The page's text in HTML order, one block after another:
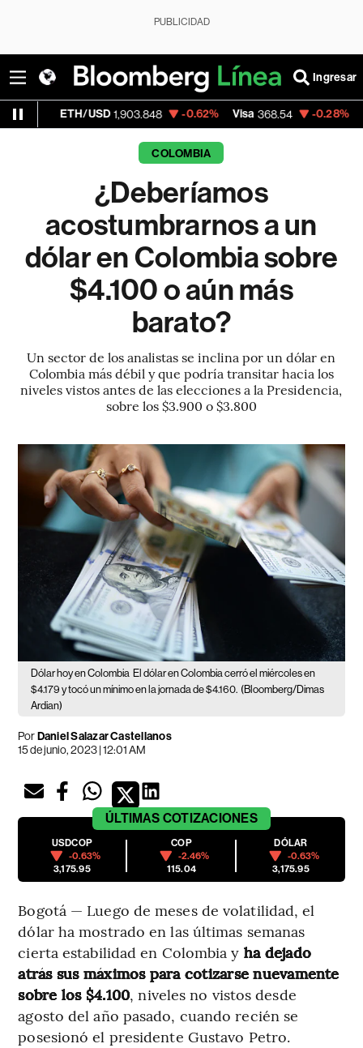
PUBLICIDAD
Ingresar
1,903.848 -0.62% Visa 368.54 -0.28%
COLOMBIA
¿Deberíamos
acostumbrarnos a un
dólar en Colombia sobre
$4.100 o aún más
barato?
Un sector de los analistas se inclina por un dólar en
Colombia más débil y que podría transitar hacia los
niveles vistos antes de las elecciones a la Presidencia,
sobre los $3.900 o $3.800
Dólar hoy en Colombia El dólar en Colombia cerró el miércoles en
$4.179 y tocó un mínimo en la jornada de $4.160. (Bloomberg/Dimas
Ardian)
PorDaniel Salazar Castellanos
15 de junio, 2023 | 12:01 AM
ÚLTIMAS COTIZACIONES
USDCOP
-0.63%
3,175.95
COP
-2.46%
115.04
DÓLAR
-0.63%
3,175.95
Bogotá — Luego de meses de volatilidad, el
dólar ha mostrado en las últimas semanas
cierta estabilidad en Colombia y ha dejado
atrás sus máximos para cotizarse nuevamente
sobre los $4.100, niveles no vistos desde
agosto del año pasado, cuando recién se
posesionó el presidente Gustavo Petro.